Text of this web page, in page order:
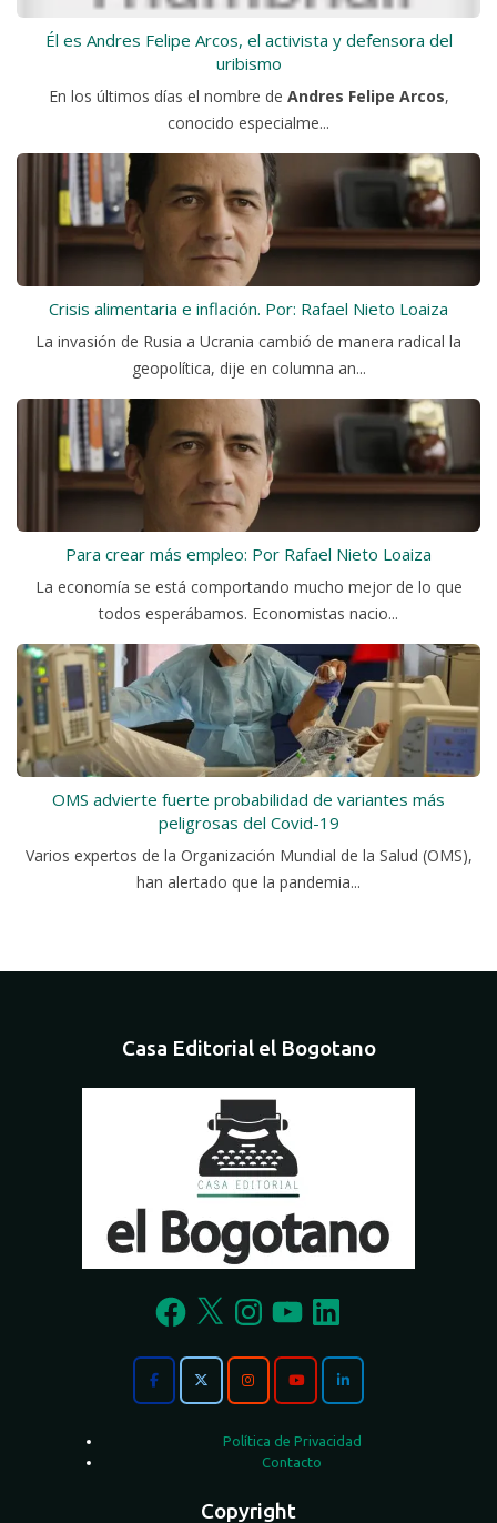
Él es Andres Felipe Arcos, el activista y defensora del
uribismo
En los últimos días el nombre de Andres Felipe Arcos,
conocido especialme...
Crisis alimentaria e inflación. Por: Rafael Nieto Loaiza
La invasión de Rusia a Ucrania cambió de manera radical la
geopolítica, dije en columna an...
Para crear más empleo: Por Rafael Nieto Loaiza
La economía se está comportando mucho mejor de lo que
todos esperábamos. Economistas nacio...
OMS advierte fuerte probabilidad de variantes más
peligrosas del Covid-19
Varios expertos de la Organización Mundial de la Salud (OMS),
han alertado que la pandemia...
Casa Editorial el Bogotano
Facebook
X InstagramYouTubeLinkedIn
Política de Privacidad
Contacto
Copyright